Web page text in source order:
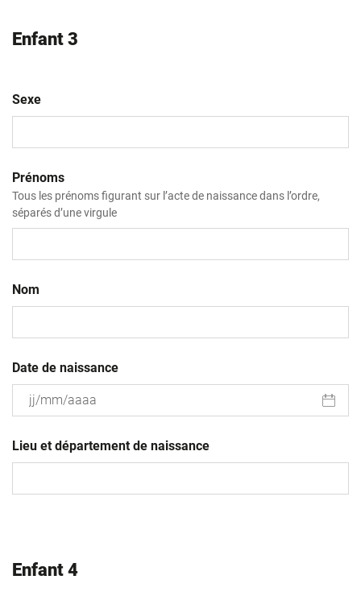
Enfant 3
Sexe
Prénoms
Tous les prénoms figurant sur l’acte de naissance dans l’ordre,
séparés d’une virgule
Nom
Date de naissance
slash
MM
Lieu et département de naissance
Enfant 4